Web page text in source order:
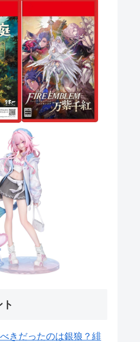
べきだったのは銀狼？緋